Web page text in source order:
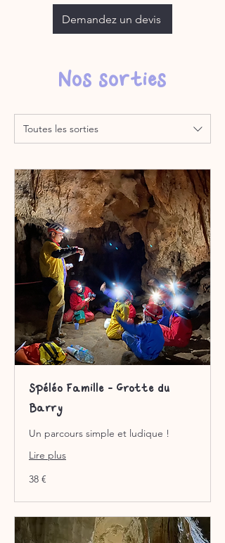
Demandez un devis
Nos sorties
Toutes les sorties
Spéléo Famille - Grotte du
Barry
Un parcours simple et ludique !
Lire plus
38
euros
38 €